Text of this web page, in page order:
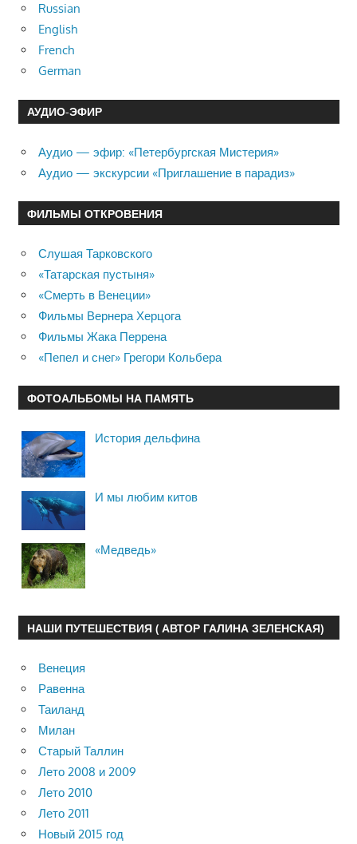
Russian
English
French
German
АУДИО-ЭФИР
Аудио — эфир: «Петербургская Мистерия»
Аудио — экскурсии «Приглашение в парадиз»
ФИЛЬМЫ ОТКРОВЕНИЯ
Слушая Тарковского
«Татарская пустыня»
«Смерть в Венеции»
Фильмы Вернера Херцога
Фильмы Жака Перрена
«Пепел и снег» Грегори Кольбера
ФОТОАЛЬБОМЫ НА ПАМЯТЬ
История дельфина
И мы любим китов
«Медведь»
НАШИ ПУТЕШЕСТВИЯ ( АВТОР ГАЛИНА ЗЕЛЕНСКАЯ)
Венеция
Равенна
Таиланд
Милан
Старый Таллин
Лето 2008 и 2009
Лето 2010
Лето 2011
Новый 2015 год